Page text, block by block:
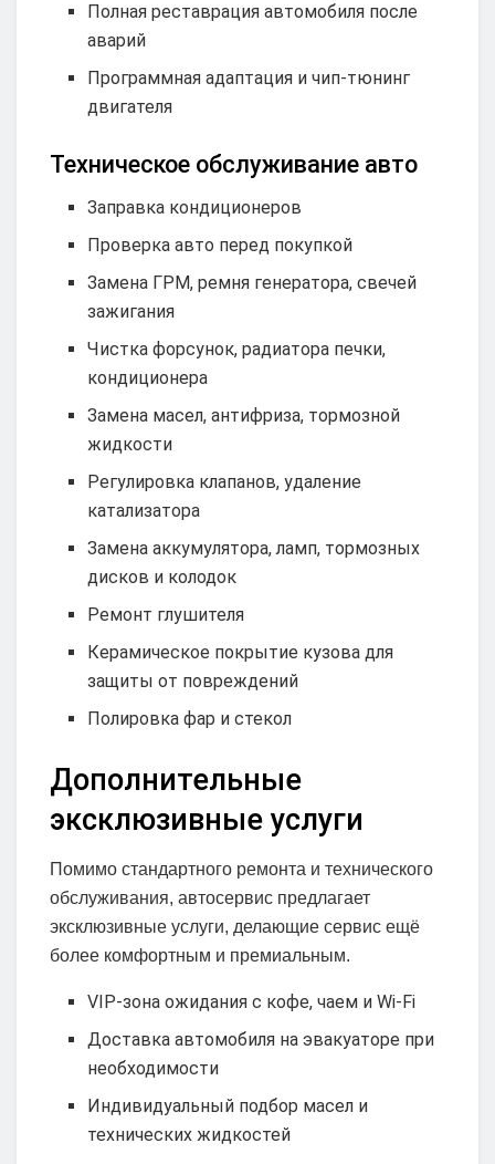
Полная реставрация автомобиля после
аварий
Программная адаптация и чип-тюнинг
двигателя
Техническое обслуживание авто
Заправка кондиционеров
Проверка авто перед покупкой
Замена ГРМ, ремня генератора, свечей
зажигания
Чистка форсунок, радиатора печки,
кондиционера
Замена масел, антифриза, тормозной
жидкости
Регулировка клапанов, удаление
катализатора
Замена аккумулятора, ламп, тормозных
дисков и колодок
Ремонт глушителя
Керамическое покрытие кузова для
защиты от повреждений
Полировка фар и стекол
Дополнительные
эксклюзивные услуги
Помимо стандартного ремонта и технического
обслуживания, автосервис предлагает
эксклюзивные услуги, делающие сервис ещё
более комфортным и премиальным.
VIP-зона ожидания с кофе, чаем и Wi-Fi
Доставка автомобиля на эвакуаторе при
необходимости
Индивидуальный подбор масел и
технических жидкостей